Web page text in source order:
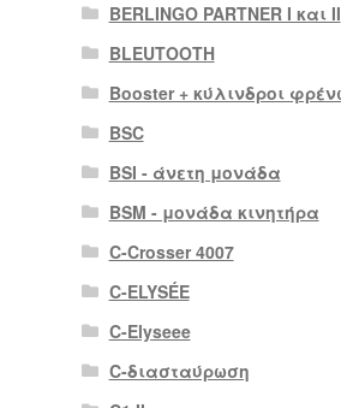
BERLINGO PARTNER I και II
BLEUTOOTH
Booster + κύλινδροι
BSC
BSI - άνετη μονάδα
BSM - μονάδα κινητήρα
C-Crosser 4007
C-ELYSÉE
C-Elyseee
C-διασταύρωση